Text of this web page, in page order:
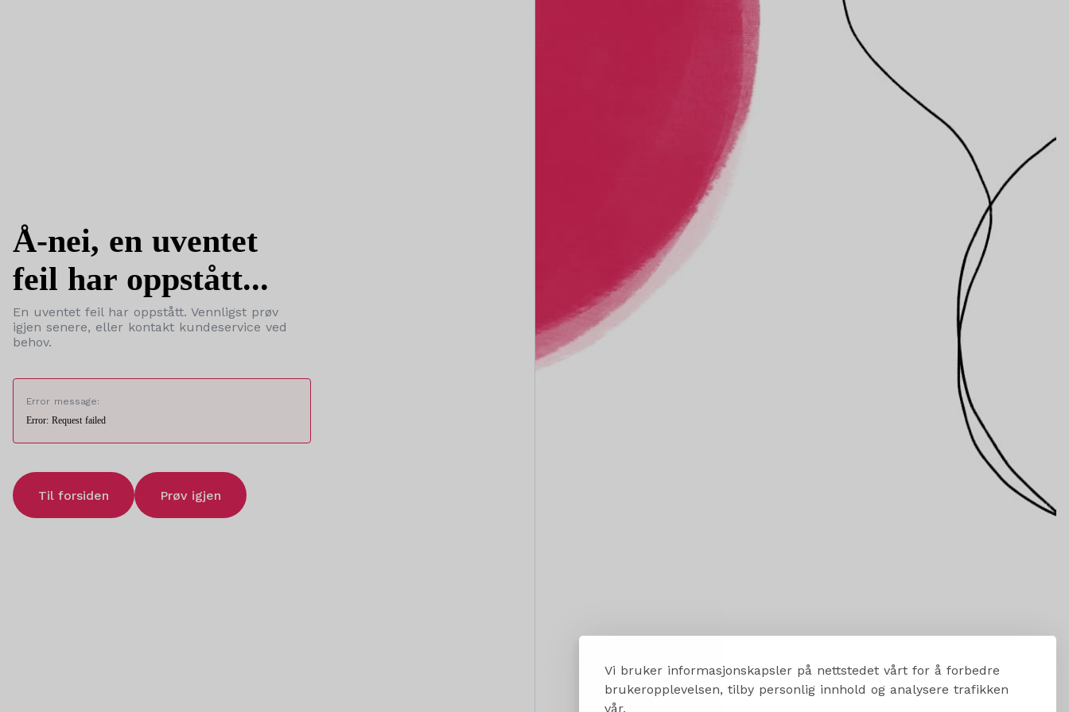
Vi bruker informasjonskapsler på nettstedet vårt for å forbedre
brukeropplevelsen, tilby personlig innhold og analysere trafikken
vår.
Å-nei, en uventet
feil har oppstått...
En uventet feil har oppstått. Vennligst prøv
igjen senere, eller kontakt kundeservice ved
behov.
Error message:
Error: Request failed
Til forsiden Prøv igjen